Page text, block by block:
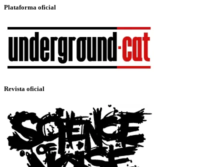
Plataforma oficial
Revista oficial